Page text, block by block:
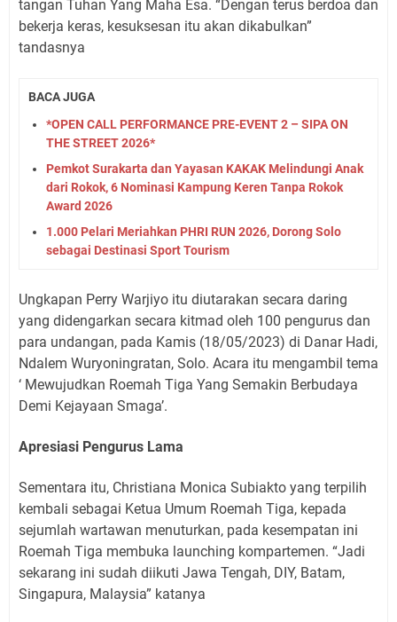
tangan Tuhan Yang Maha Esa. “Dengan terus berdoa dan
bekerja keras, kesuksesan itu akan dikabulkan”
tandasnya
BACA JUGA
*OPEN CALL PERFORMANCE PRE-EVENT 2 – SIPA ON
THE STREET 2026*
Pemkot Surakarta dan Yayasan KAKAK Melindungi Anak
dari Rokok, 6 Nominasi Kampung Keren Tanpa Rokok
Award 2026
1.000 Pelari Meriahkan PHRI RUN 2026, Dorong Solo
sebagai Destinasi Sport Tourism
Ungkapan Perry Warjiyo itu diutarakan secara daring
yang didengarkan secara kitmad oleh 100 pengurus dan
para undangan, pada Kamis (18/05/2023) di Danar Hadi,
Ndalem Wuryoningratan, Solo. Acara itu mengambil tema
‘ Mewujudkan Roemah Tiga Yang Semakin Berbudaya
Demi Kejayaan Smaga’.
Apresiasi Pengurus Lama
Sementara itu, Christiana Monica Subiakto yang terpilih
kembali sebagai Ketua Umum Roemah Tiga, kepada
sejumlah wartawan menuturkan, pada kesempatan ini
Roemah Tiga membuka launching kompartemen. “Jadi
sekarang ini sudah diikuti Jawa Tengah, DIY, Batam,
Singapura, Malaysia” katanya